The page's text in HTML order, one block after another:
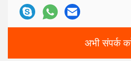
अभी संपर्क